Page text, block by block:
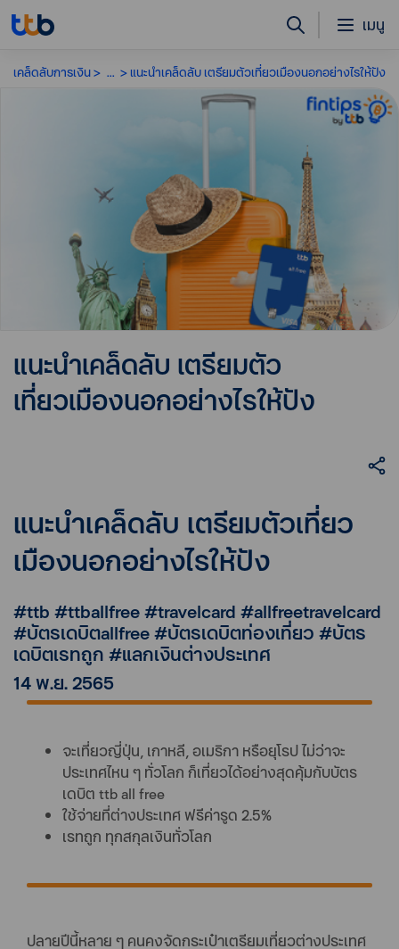
เมนู
เคล็ดลับการเงิน ... แนะนำเคล็ดลับ เตรียมตัวเที่ยวเมืองนอกอย่างไรให้ปัง
แนะนำเคล็ดลับ เตรียมตัว
เที่ยวเมืองนอกอย่างไรให้ปัง
แนะนำเคล็ดลับ เตรียมตัวเที่ยว
เมืองนอกอย่างไรให้ปัง
#ttb #ttballfree #travelcard #allfreetravelcard
#บัตรเดบิตallfree #บัตรเดบิตท่องเที่ยว #บัตร
เดบิตเรทถูก #แลกเงินต่างประเทศ
14 พ.ย. 2565
จะเที่ยวญี่ปุ่น, เกาหลี, อเมริกา หรือยุโรป ไม่ว่าจะ
ประเทศไหน ๆ ทั่วโลก ก็เที่ยวได้อย่างสุดคุ้มกับบัตร
เดบิต ttb all free
ใช้จ่ายที่ต่างประเทศ ฟรีค่ารูด 2.5%
เรทถูก ทุกสกุลเงินทั่วโลก
ปลายปีนี้หลาย ๆ คนคงจัดกระเป๋าเตรียมเที่ยวต่างประเทศ